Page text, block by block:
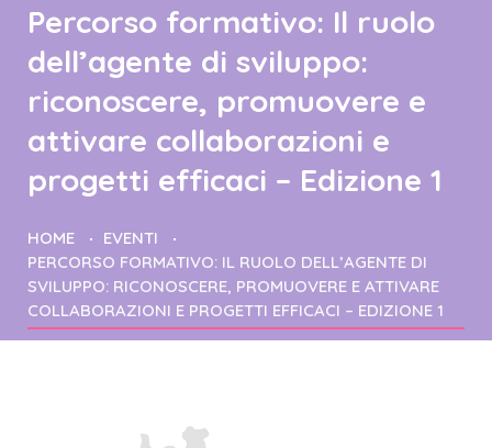
Percorso formativo: Il ruolo
dell’agente di sviluppo:
riconoscere, promuovere e
attivare collaborazioni e
progetti efficaci – Edizione 1
HOME
EVENTI
PERCORSO FORMATIVO: IL RUOLO DELL’AGENTE DI
SVILUPPO: RICONOSCERE, PROMUOVERE E ATTIVARE
COLLABORAZIONI E PROGETTI EFFICACI – EDIZIONE 1